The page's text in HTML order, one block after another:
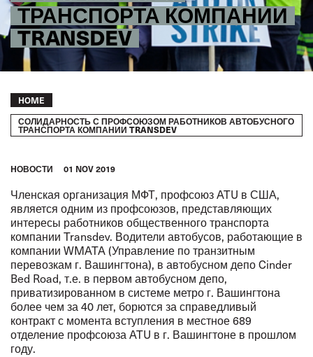
ТРАНСПОРТА КОМПАНИИ
TRANSDEV
Breadcrumb
HOME
СОЛИДАРНОСТЬ С ПРОФСОЮЗОМ РАБОТНИКОВ АВТОБУСНОГО
ТРАНСПОРТА КОМПАНИИ TRANSDEV
HОВОСТИ 01 NOV 2019
Членская организация МФТ, профсоюз ATU в США,
является одним из профсоюзов, представляющих
интересы работников общественного транспорта
компании Transdev. Водители автобусов, работающие в
компании WMATA (Управление по транзитным
перевозкам г. Вашингтона), в автобусном депо Cinder
Bed Road, т.е. в первом автобусном депо,
приватизированном в системе метро г. Вашингтона
более чем за 40 лет, борются за справедливый
контракт с момента вступления в местное 689
отделение профсоюза ATU в г. Вашингтоне в прошлом
году.